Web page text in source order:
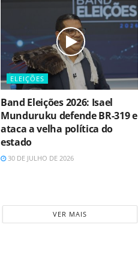
ELEIÇÕES
Band Eleições 2026: Isael
Munduruku defende BR-319 e
ataca a velha política do
estado
30 DE JULHO DE 2026
VER MAIS